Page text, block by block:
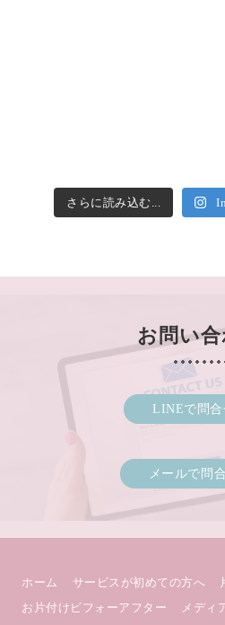
さらに読み込む...
お問い
LINEで問合
メールで問
ホーム サービスが初めての方へ
お片付けビフォーアフター
メディ